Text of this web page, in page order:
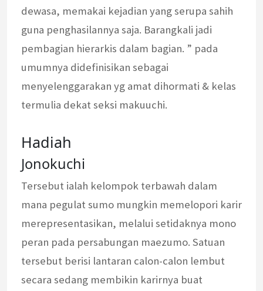
dewasa, memakai kejadian yang serupa sahih
guna penghasilannya saja. Barangkali jadi
pembagian hierarkis dalam bagian. ” pada
umumnya didefinisikan sebagai
menyelenggarakan yg amat dihormati & kelas
termulia dekat seksi makuuchi.
Hadiah
Jonokuchi
Tersebut ialah kelompok terbawah dalam
mana pegulat sumo mungkin memelopori karir
merepresentasikan, melalui setidaknya mono
peran pada persabungan maezumo. Satuan
tersebut berisi lantaran calon-calon lembut
secara sedang membikin karirnya buat